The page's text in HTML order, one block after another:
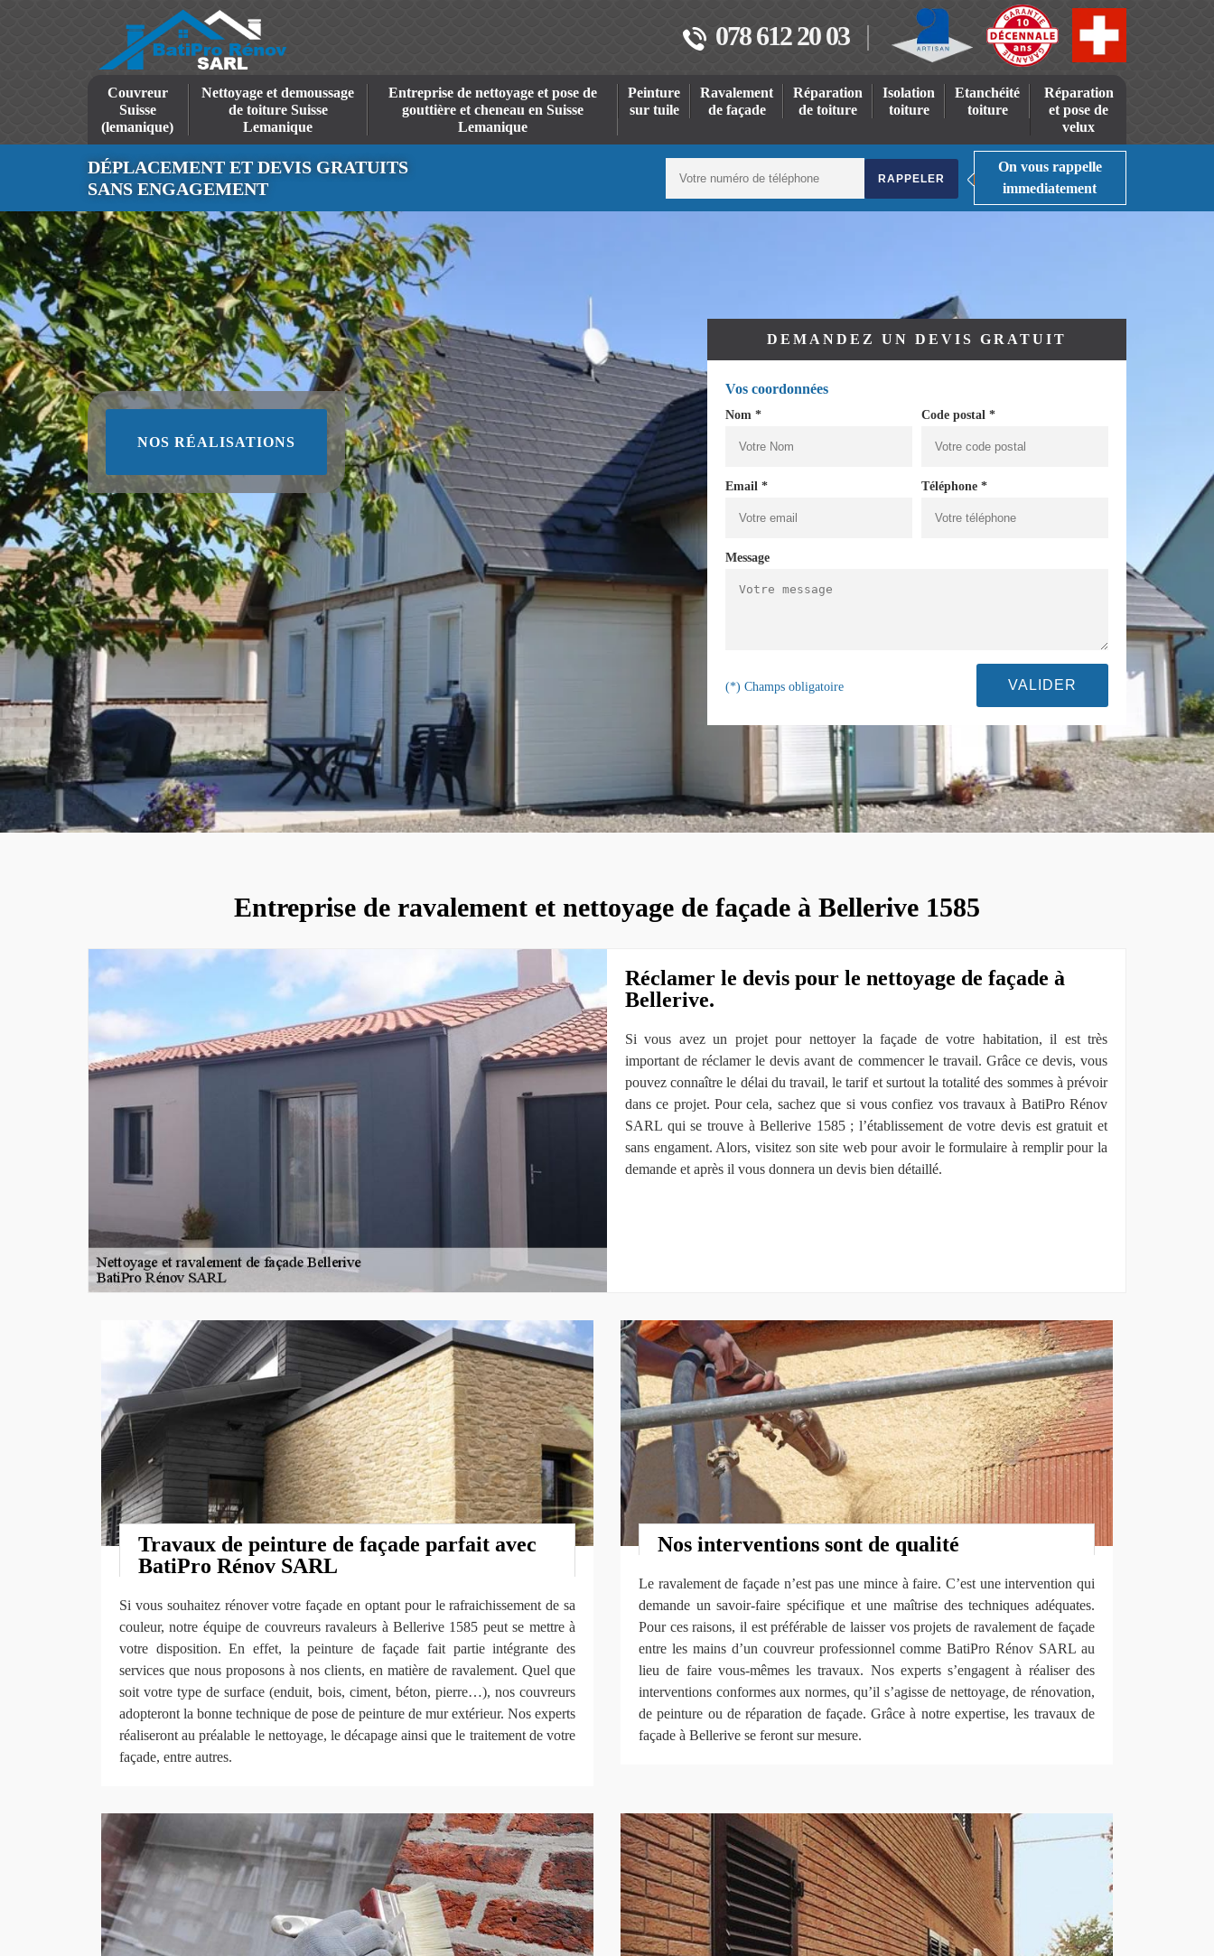
078 612 20 03
Couvreur
Suisse
(lemanique)
Nettoyage et demoussage
de toiture Suisse
Lemanique
Entreprise de nettoyage et pose de
gouttière et cheneau en Suisse
Lemanique
Peinture
sur tuile
Ravalement
de façade
Réparation
de toiture
Isolation
toiture
Etanchéité
toiture
Réparation
et pose de
velux
DÉPLACEMENT ET DEVIS GRATUITS
SANS ENGAGEMENT
On vous rappelle
immediatement
NOS RÉALISATIONS
DEMANDEZ UN DEVIS GRATUIT
Vos coordonnées
Nom * Code postal *
Email * Téléphone *
Message
(*) Champs obligatoire
Entreprise de ravalement et nettoyage de façade à Bellerive 1585
Réclamer le devis pour le nettoyage de façade à
Bellerive.
Si vous avez un projet pour nettoyer la façade de votre habitation, il est très
important de réclamer le devis avant de commencer le travail. Grâce ce devis, vous
pouvez connaître le délai du travail, le tarif et surtout la totalité des sommes à prévoir
dans ce projet. Pour cela, sachez que si vous confiez vos travaux à BatiPro Rénov
SARL qui se trouve à Bellerive 1585 ; l’établissement de votre devis est gratuit et
sans engament. Alors, visitez son site web pour avoir le formulaire à remplir pour la
demande et après il vous donnera un devis bien détaillé.
Travaux de peinture de façade parfait avec
BatiPro Rénov SARL
Si vous souhaitez rénover votre façade en optant pour le rafraichissement de sa
couleur, notre équipe de couvreurs ravaleurs à Bellerive 1585 peut se mettre à
votre disposition. En effet, la peinture de façade fait partie intégrante des
services que nous proposons à nos clients, en matière de ravalement. Quel que
soit votre type de surface (enduit, bois, ciment, béton, pierre…), nos couvreurs
adopteront la bonne technique de pose de peinture de mur extérieur. Nos experts
réaliseront au préalable le nettoyage, le décapage ainsi que le traitement de votre
façade, entre autres.
Nos interventions sont de qualité
Le ravalement de façade n’est pas une mince à faire. C’est une intervention qui
demande un savoir-faire spécifique et une maîtrise des techniques adéquates.
Pour ces raisons, il est préférable de laisser vos projets de ravalement de façade
entre les mains d’un couvreur professionnel comme BatiPro Rénov SARL au
lieu de faire vous-mêmes les travaux. Nos experts s’engagent à réaliser des
interventions conformes aux normes, qu’il s’agisse de nettoyage, de rénovation,
de peinture ou de réparation de façade. Grâce à notre expertise, les travaux de
façade à Bellerive se feront sur mesure.